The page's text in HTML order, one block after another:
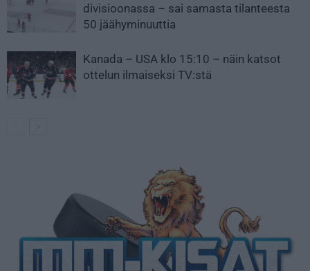
divisioonassa – sai samasta tilanteesta
50 jäähyminuuttia
Kanada – USA klo 15:10 – näin katsot
ottelun ilmaiseksi TV:stä